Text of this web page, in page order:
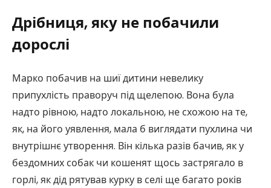
Дрібниця, яку не побачили
дорослі
Марко побачив на шиї дитини невелику
припухлість праворуч під щелепою. Вона була
надто рівною, надто локальною, не схожою на те,
як, на його уявлення, мала б виглядати пухлина чи
внутрішнє утворення. Він кілька разів бачив, як у
бездомних собак чи кошенят щось застрягало в
горлі, як дід рятував курку в селі ще багато років